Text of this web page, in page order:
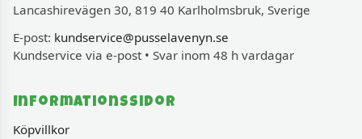
Lancashirevägen 30, 819 40 Karlholmsbruk, Sverige
E-post: kundservice@pusselavenyn.se
Kundservice via e-post • Svar inom 48 h vardagar
Informationssidor
Köpvillkor